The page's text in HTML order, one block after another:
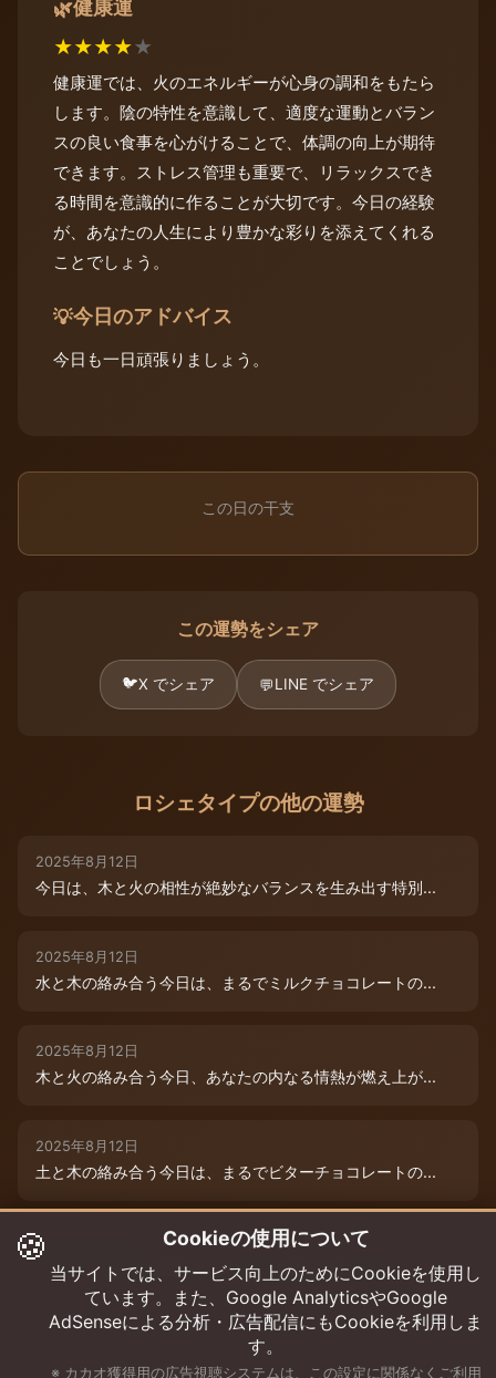
🌿健康運
★★★★★
健康運では、火のエネルギーが心身の調和をもたら
します。陰の特性を意識して、適度な運動とバラン
スの良い食事を心がけることで、体調の向上が期待
できます。ストレス管理も重要で、リラックスでき
る時間を意識的に作ることが大切です。今日の経験
が、あなたの人生により豊かな彩りを添えてくれる
ことでしょう。
💡今日のアドバイス
今日も一日頑張りましょう。
この日の干支
この運勢をシェア
🐦X でシェア 💬LINE でシェア
ロシェタイプの他の運勢
2025年8月12日
今日は、木と火の相性が絶妙なバランスを生み出す特別...
2025年8月12日
水と木の絡み合う今日は、まるでミルクチョコレートの...
2025年8月12日
木と火の絡み合う今日、あなたの内なる情熱が燃え上が...
2025年8月12日
土と木の絡み合う今日は、まるでビターチョコレートの...
2025年8月12日
今日は、水と木の微妙な絡み合いが運命を彩ります。チ...
🍪 Cookieの使用について
当サイトでは、サービス向上のためにCookieを使用し
ています。また、Google AnalyticsやGoogle
AdSenseによる分析・広告配信にもCookieを利用しま
す。
※ カカオ獲得用の広告視聴システムは、この設定に関係なくご利用